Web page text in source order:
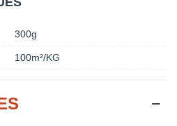
300g
100m²/KG